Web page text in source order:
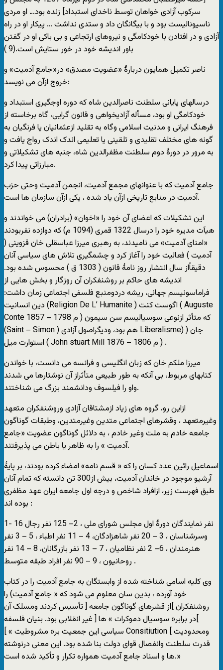
سرکوب آزادی خواهان توسط ناخدای استبداد] زنده بود… او مردی
ناسیونالیست بود و با بیگانگان داد و ستدی نداشت … پیکار او در راه
آزادی و در افتادن با خودکامگی و نیروهای ارتجاعی و بی باکی او در گفتن
باور اندیشه خود در خور ستایش است.(9 )
ناصر تکمیل همایون دربارۀ «عضویت مصدق» در«جامع آدمیت» و
خروج ازآن می نویسد:
درسالهای پایانی سلطنت ناصرالدین شاه که دوره اوجگیری استبداد و
خودکامگی او بود، مسأله آزادیخواهی و قانون گرایی، گاه برخاسته از
فرهنگ ایرانی و مدنیت اسلامی وگاه به تقلید ازعثمانیان یا فرنگیان به
گونه های مختلف تقلیدی و تلقینی یا تعلیمی اندک اندک رواج یافت و
به مرور در دورۀ دوم سلطنت مظفرالدین شاه، جنبه های تشکیلاتی و
مبارزاتی پیدا کرد.
جامع آدمیت که با عنوانهای مجمع آدمیت، انجمن آدمیت وحتی حزب
آدمیت در منابع تاریخی ازآن یاد شده ، یکی ازآن سازمان ها است.
این تشکیلات که اعضای آن خود را «اخوان» (برادران) می خواندند و
هیآت مدیره خود را درسال 1322 قمری (1094 م) که دوازده نفربودند
«امنای آدمیت» می نامیدند، به رهبری میرزا عباسقلی خان قزوینی (
آدمیت ) فعالیت خود را آغاز کرد و چشمگیری تلاش های سیاسی آنان
دقیقاًاز سال انتشار روز نامۀ قانون ( 1303 ق ) محسوس شده بود.
اندیشه های حاکم بر روشنفکران آن روزگار و بخش هایی از
فراماسونیسم جهانی، ریشه دردومنبع فلسفی اجتماعی زمان داشت:
دین انسانیت (Religion De L’ Humanite ) اگوست کنت ( Auguste
Conte 1857 – 1798 م ) که متأثر ازنوعی سوسیالیسم سن سیمون
(Saint – Simon ) هم بود، ودیگراصول آزادی Liberalisme) ) جان
استوارت میل ( John stuart Mill 1876 – 1806 م ) .
میرزا ملکم خان که زبان انگلیسی و فرانسه می دانست، با خواندن
کتابهای مربوط، بی آنکه به طور طبیعی متأثراز آن نوشتارها می شدند
واو را فیلسوف ودانشمند بزرگ می شناختند.
ازاین رو، گروه های زیاد ازمشتاقان آزادی وروشنفکران متعهد
وغیرمتعهد ، وقشرهای اجتماعی متدین وغیرمتدین، وطبقات گوناگون
جامعه خادم به ملت وغیر خادم ، به دلائل گوناگون عضویت «جامع
آدمیت » را به ظاهر یا باطن می پذیرفتند.
اسماعیل رائین عدد کسان را که « قسم نامه» امضاء کرده بودند، بر پایۀ
آرشیو موجود در خاندان آدمیت، بیش از300 تن دانسته که تمام آنان
طبق فهرست زیر، ازافراد شاخص و درجه اول جامعه ایران عهد مظفری
بوده اند :
1- 16 نفر نمایندگان دورۀ اول مجلس شورای ملی ، 2– 125 نفر رجال
وسرشناسان ، 3 – 20 نفر شاهزادگان، 4 – 11 نفر اطباء ، 5 – 3 نفر
هنرمندان ، 6– 2 نفر نظامیان ، 7 – 13 نفر بازرگانان، 8 – 14 نفر
روحانیون ، 9 – 90 نفر افراد طبقه متوسط .
وی کلیه اسامی شناخته شده از وابستگان به جامع آدمیت را در کتاب
خود آورده ، بدین سان معلوم می شود که « جامع آدمیت) را
روشنفکران ]از قشرهای گوناگون جامعه [ تأسیس کردند ومسلک آن
]در برابر« سوسیال دموکرات » ها [ غیر انقلابی بود. بنیان فلسفه
سیاسی این جمعیت بر« مشروطیت » ] Consitiution [ ومحدودیت
قدرت سلطنت وانفصال قوای دولت بنا شده بود. این معنی درنوشته
ها و اسناد جامع آدمیت همواره تکرار و تأکید شده است.»